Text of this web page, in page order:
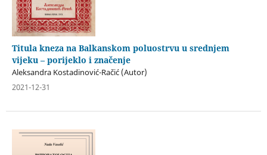
Titula kneza na Balkanskom poluostrvu u srednjem
vijeku – porijeklo i značenje
Aleksandra Kostadinović-Račić (Autor)
2021-12-31